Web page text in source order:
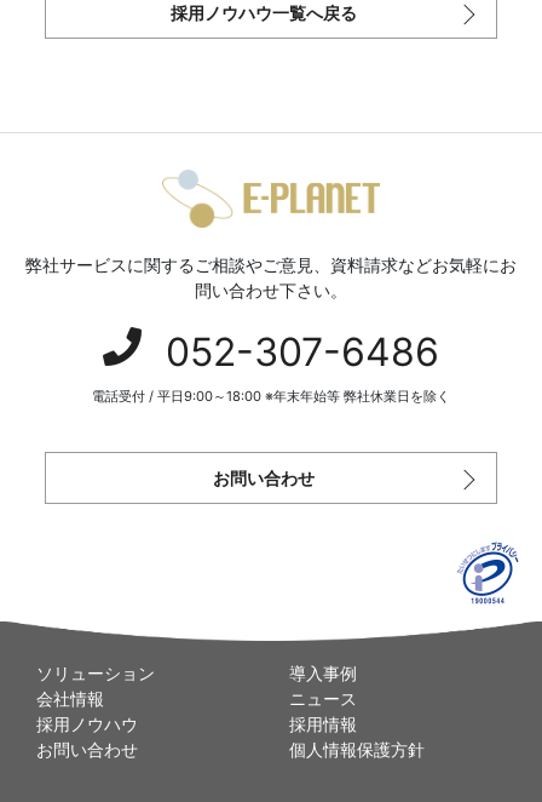
採用ノウハウ一覧へ戻る
弊社サービスに関するご相談やご意見、資料請求などお気軽にお
問い合わせ下さい。
052-307-6486
電話受付 / 平日9:00～18:00 ※年末年始等 弊社休業日を除く
お問い合わせ
ソリューション
導入事例
会社情報
ニュース
採用ノウハウ
採用情報
お問い合わせ
個人情報保護方針